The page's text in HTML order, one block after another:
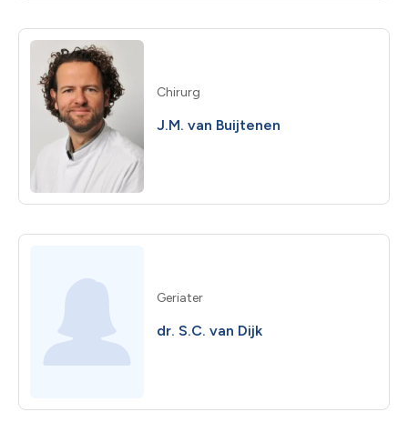
J.M. van Buijtenen
Chirurg
dr. S.C. van Dijk
Geriater